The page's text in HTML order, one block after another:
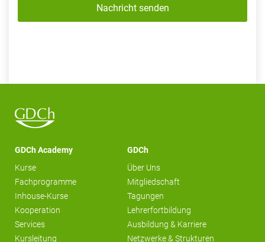
Nachricht senden
GDCh Academy
Kurse
Fachprogramme
Inhouse-Kurse
Kooperation
Services
Kursleitung
GDCh
Über Uns
Mitgliedschaft
Tagungen
Lehrerfortbildung
Ausbildung & Karriere
Netzwerke & Strukturen